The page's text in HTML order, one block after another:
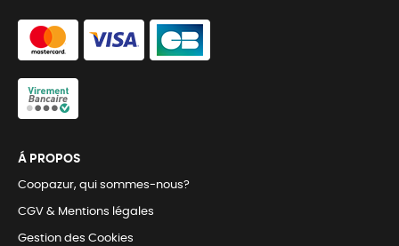
Á PROPOS
Coopazur, qui sommes-nous?
CGV & Mentions légales
Gestion des Cookies